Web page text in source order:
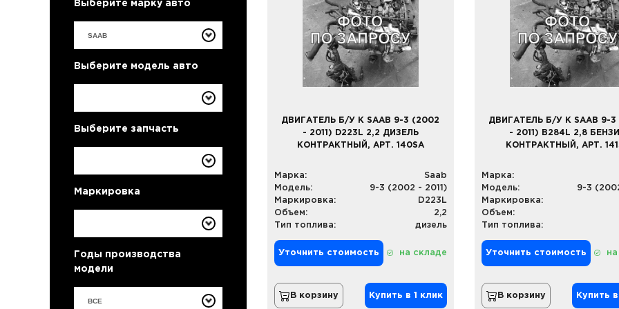
Выберите марку авто
Выберите модель авто
Выберите запчасть
Маркировка
Годы производства
модели
ВСЕ
ДВИГАТЕЛЬ Б/У К SAAB 9-3 (2002
- 2011) D223L 2,2 ДИЗЕЛЬ
КОНТРАКТНЫЙ, АРТ. 140SA
Марка:
Saab
Модель:
9-3 (2002 - 2011)
Маркировка:
D223L
Объем:
2,2
Тип топлива:
дизель
Уточнить стоимость на складе
В корзину Купить в 1 клик
ДВИГАТЕЛЬ Б/У К SAAB 9-3
- 2011) B284L 2,8
КОНТРАКТНЫЙ, АРТ.
Марка:
Модель:
9-3
Маркировка:
Объем:
Тип топлива:
Уточнить стоимость
В корзину Купить